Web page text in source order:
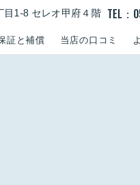
証と補償 当店の口コミ
目1-8 セレオ甲府４階 TEL：